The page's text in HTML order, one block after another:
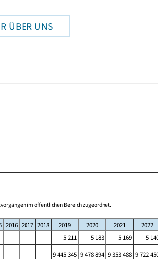
ÜBER UNS
im öffentlichen Bereich zugeordnet.
2016 2017 2018 2019 2020 2021
2022
5 211 5 183 5 169
5
9 445 345 9 478 894 9 353 488 9 722